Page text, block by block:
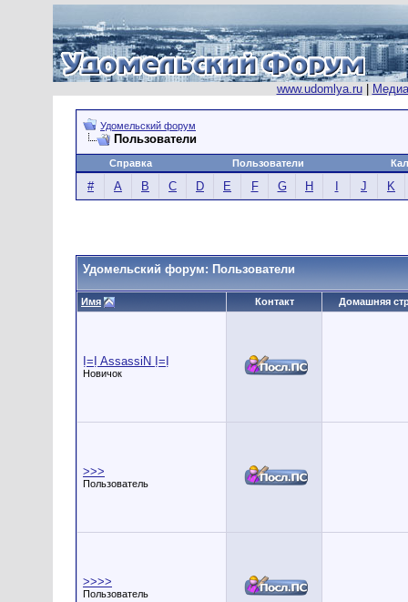
www.udomlya.ru|
Удомельский форум
Пользователи
Справка Пользователи
# A B C D E F G H J K
Удомельский форум: Пользователи
Имя Контакт Домашняя
Ị=Ị AssassiN Ị=Ị
Новичок
>>>
Пользователь
>>>>
Пользователь